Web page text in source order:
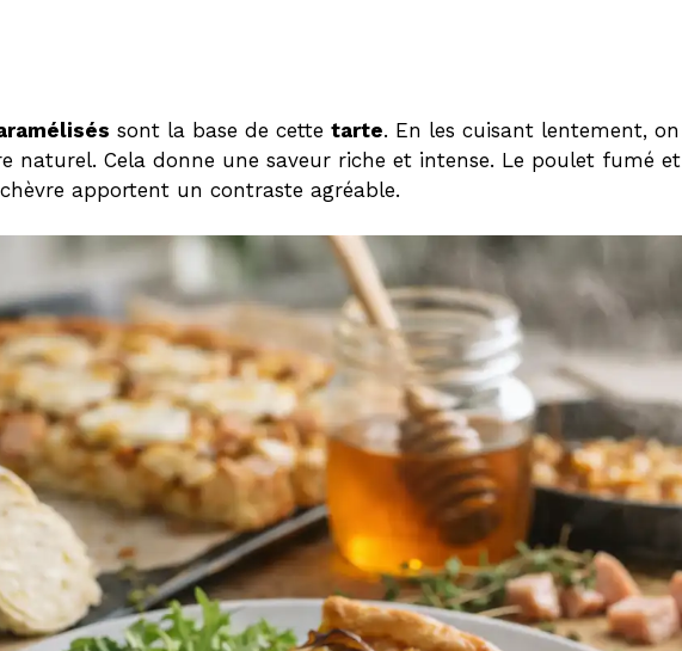
sont la base de cette tarte. En les cuisant lentement, on
naturel. Cela donne une saveur riche et intense. Le poulet fumé et
apportent un contraste agréable.